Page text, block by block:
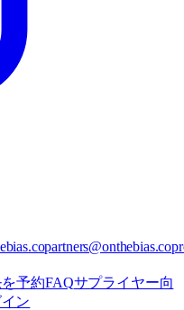
partners@onthebias.co
予約FAQサプライヤー向
ン